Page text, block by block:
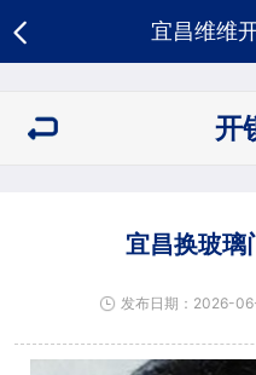
宜昌维维
开
宜昌换玻璃
发布日期：2026-